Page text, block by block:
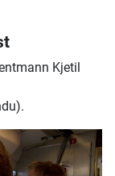
Kjetil